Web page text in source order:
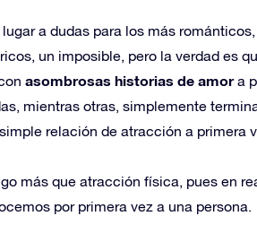
a dudas para los más
un imposible, pero la verdad es
asombrosas historias de amora
mientras otras, simplemente
relación de atracción a primera
más que atracción física, pues en
por primera vez a una persona.